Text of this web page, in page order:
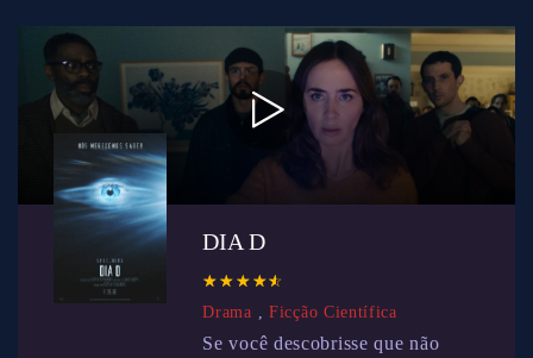
DIA D
☆ ☆ ☆ ☆☆
★ ★ ★ ★★
Drama , Ficção Científica
Se você descobrisse que não